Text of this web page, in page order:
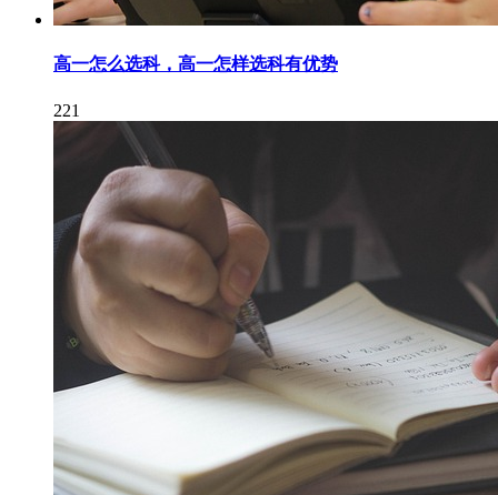
高一怎么选科，高一怎样选科有优势
221